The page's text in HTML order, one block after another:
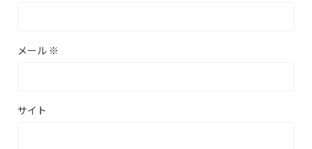
メール ※
サイト